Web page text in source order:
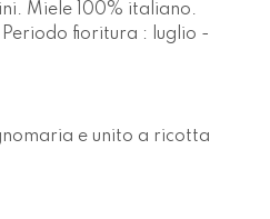
Miele 100% italiano.
fioritura : luglio -
e unito a ricotta